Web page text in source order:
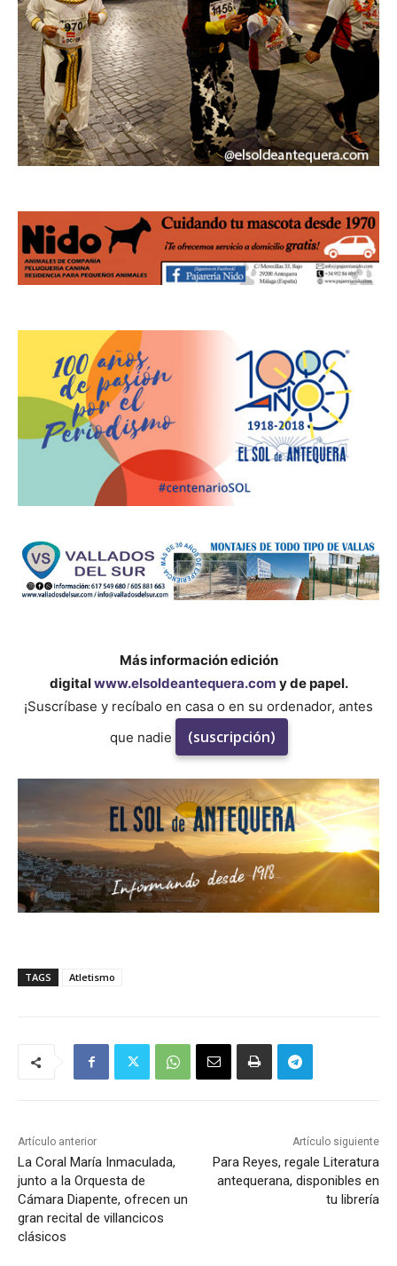
Más información edición
digitalwww.elsoldeantequera.com y de papel.
¡Suscríbase y recíbalo en casa o en su ordenador, antes
que nadie
(suscripción)
TAGS Atletismo
Artículo anterior
La Coral María Inmaculada,
junto a la Orquesta de
Cámara Diapente, ofrecen un
gran recital de villancicos
clásicos
Artículo siguiente
Para Reyes, regale Literatura
antequerana, disponibles en
tu librería